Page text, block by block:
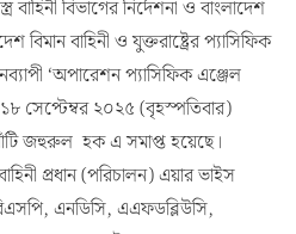
বিমান বাহিনী ও যুক্তরাষ্ট্রের প্যাসিফিক
‘অপারেশন প্যাসিফিক এঞ্জেল
সেপ্টেম্বর ২০২৫ (বৃহস্পতিবার)
ঘাঁটি জহুরুল হক এ সমাপ্ত হয়েছে।
প্রধান (পরিচালন) এয়ার ভাইস
এনডিসি, এএফডব্লিউসি,
রাখেন এবং দুই দেশের